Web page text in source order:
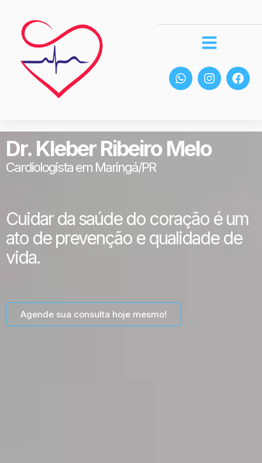
Dr. Kleber Ribeiro Melo
Cardiologista em Maringá/PR
Cuidar da saúde do coração é um
ato de prevenção e qualidade de
vida.
Agende sua consulta hoje mesmo!